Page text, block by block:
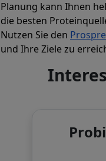
Planung kann Ihnen
die besten
Nutzen Sie den
und Ihre Ziele zu